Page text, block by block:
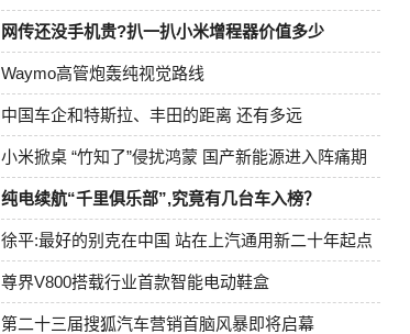
网传还没手机贵?扒一扒小米增程器价值多少
Waymo高管炮轰纯视觉路线
中国车企和特斯拉、丰田的距离 还有多远
小米掀桌 “竹知了”侵扰鸿蒙 国产新能源进入阵痛期
纯电续航“千里俱乐部”,究竟有几台车入榜？
徐平:最好的别克在中国 站在上汽通用新二十年起点
尊界V800搭载行业首款智能电动鞋盒
第二十三届搜狐汽车营销首脑风暴即将启幕